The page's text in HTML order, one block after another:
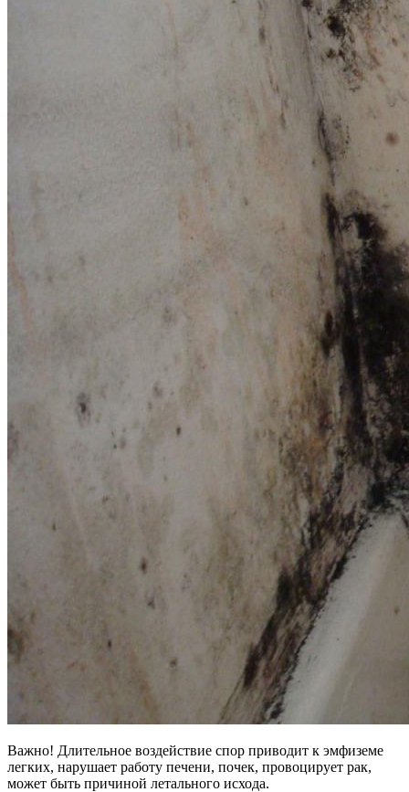
Важно! Длительное воздействие спор приводит к эмфиземе
легких, нарушает работу печени, почек, провоцирует рак,
может быть причиной летального исхода.